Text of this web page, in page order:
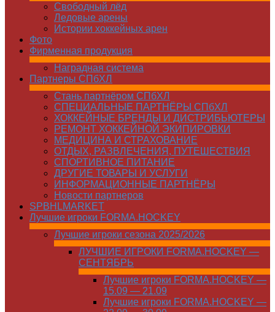
Свободный лёд
Ледовые арены
Истории хоккейных арен
Фото
Фирменная продукция
Наградная система
Партнеры СПбХЛ
Стань партнёром СПбХЛ
СПЕЦИАЛЬНЫЕ ПАРТНЁРЫ СПбХЛ
ХОККЕЙНЫЕ БРЕНДЫ И ДИСТРИБЬЮТЕРЫ
РЕМОНТ ХОККЕЙНОЙ ЭКИПИРОВКИ
МЕДИЦИНА И СТРАХОВАНИЕ
ОТДЫХ, РАЗВЛЕЧЕНИЯ, ПУТЕШЕСТВИЯ
СПОРТИВНОЕ ПИТАНИЕ
ДРУГИЕ ТОВАРЫ И УСЛУГИ
ИНФОРМАЦИОННЫЕ ПАРТНЁРЫ
Новости партнеров
SPBHLMARKET
Лучшие игроки FORMA.HOCKEY
Лучшие игроки сезона 2025/2026
ЛУЧШИЕ ИГРОКИ FORMA.HOCKEY —
СЕНТЯБРЬ
Лучшие игроки FORMA.HOCKEY —
15.09 — 21.09
Лучшие игроки FORMA.HOCKEY —